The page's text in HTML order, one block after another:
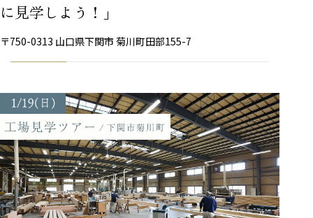
に見学しよう！」
〒750-0313 山口県下関市 菊川町田部155-7